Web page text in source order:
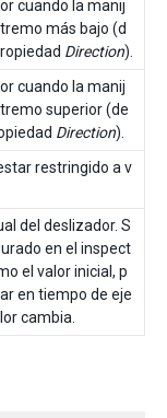
cuando la manij
más bajo (d
Direction).
cuando la manij
superior (de
Direction).
restringido a v
del deslizador. S
en el inspect
el valor inicial, p
en tiempo de eje
cambia.